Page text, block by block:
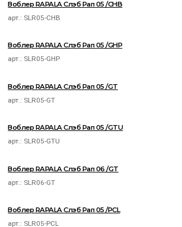
Воблер RAPALA Слэб Рап 05 /CHB
арт.: SLR05-CHB
Воблер RAPALA Слэб Рап 05 /GHP
арт.: SLR05-GHP
Воблер RAPALA Слэб Рап 05 /GT
арт.: SLR05-GT
Воблер RAPALA Слэб Рап 05 /GTU
арт.: SLR05-GTU
Воблер RAPALA Слэб Рап 06 /GT
арт.: SLR06-GT
Воблер RAPALA Слэб Рап 05 /PCL
арт.: SLR05-PCL